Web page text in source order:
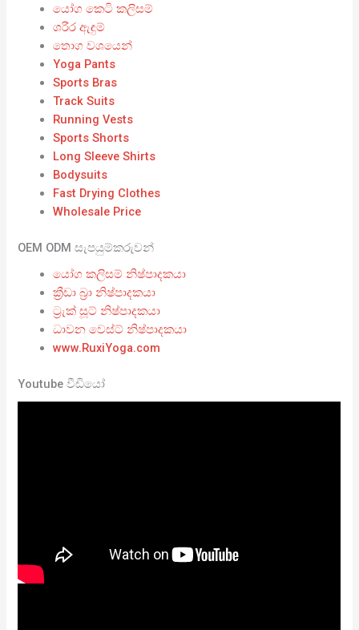
යෝග කෙටි කලිසම්
ශරීර ඇඳුම්
තොග වශයෙන්
Yoga Pants
Sports Bras
Track Suits
Running Vests
Sports Shorts
Long Sleeve Shirts
Bodysuits
Fast Drying Clothes
Wholesale Price
OEM ODM සැපයුම්කරුවන්
යෝග කලිසම් නිෂ්පාදකයා
ක්‍රීඩා බ්‍රා නිෂ්පාදකයා
ට්‍රැක් සූට් නිෂ්පාදකයා
ධාවන වෙස්ට් නිෂ්පාදකයා
www.RuxiYoga.com
Youtube වීඩියෝ